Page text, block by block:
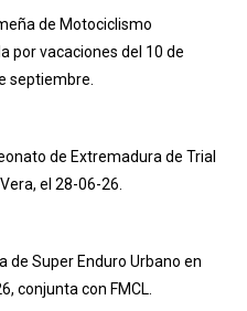
de Motociclismo
por vacaciones del 10 de
septiembre.
de Extremadura de Trial
el 28-06-26.
de Super Enduro Urbano en
conjunta con FMCL.